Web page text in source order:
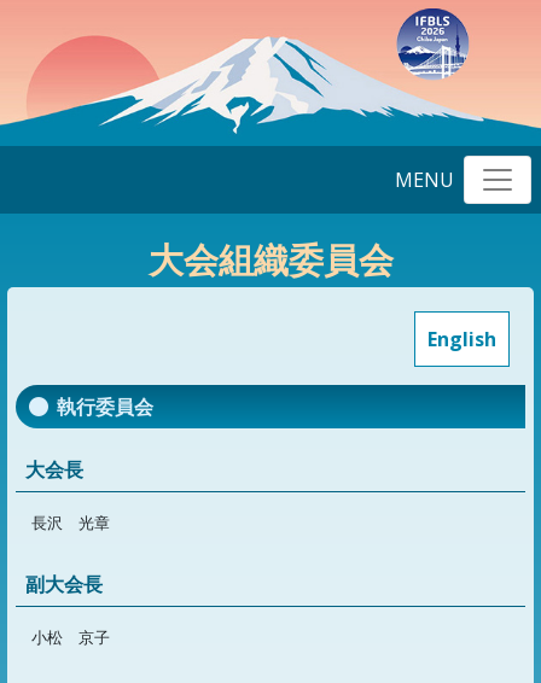
MENU
大会組織委員会
English
執行委員会
大会長
長沢 光章
副大会長
小松 京子